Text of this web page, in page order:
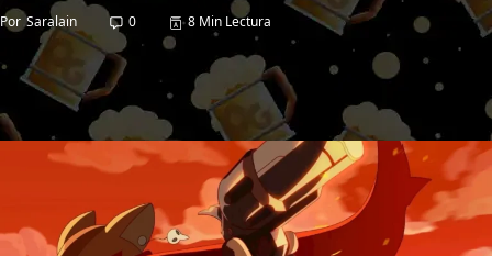
Por Saralain 0 8 Min Lectura